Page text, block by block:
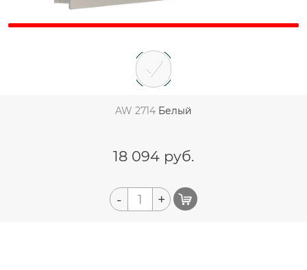
AW 2714 Белый
18 094 руб.
- +